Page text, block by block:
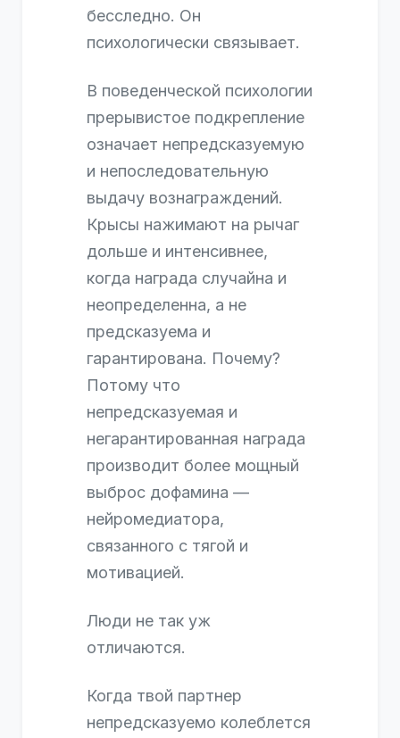
бесследно. Он
психологически связывает.
В поведенческой психологии
прерывистое подкрепление
означает непредсказуемую
и непоследовательную
выдачу вознаграждений.
Крысы нажимают на рычаг
дольше и интенсивнее,
когда награда случайна и
неопределенна, а не
предсказуема и
гарантирована. Почему?
Потому что
непредсказуемая и
негарантированная награда
производит более мощный
выброс дофамина —
нейромедиатора,
связанного с тягой и
мотивацией.
Люди не так уж
отличаются.
Когда твой партнер
непредсказуемо колеблется